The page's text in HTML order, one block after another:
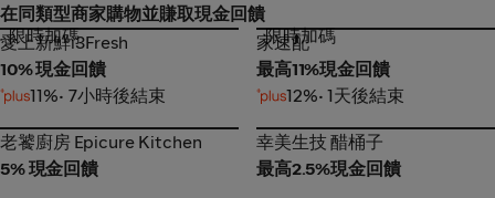
在同類型商家購物並賺取現金回饋
愛上新鮮i3Fresh
限時加碼
愛上新鮮i3Fresh
10% 現金回饋
11%• 7小時後結束
家速配
限時加碼
家速配
最高11%現金回饋
12%• 1天後結束
老饕廚房 Epicure Kitchen
老饕廚房 Epicure Kitchen
5% 現金回饋
幸美生技 醋桶子
幸美生技 醋桶子
最高2.5%現金回饋